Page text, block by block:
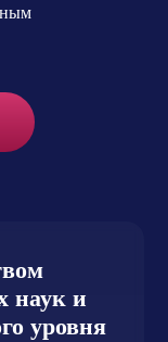
наук и
уровня